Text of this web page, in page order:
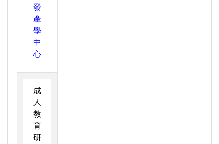
發
產
學
中
心
成
人
教
育
研